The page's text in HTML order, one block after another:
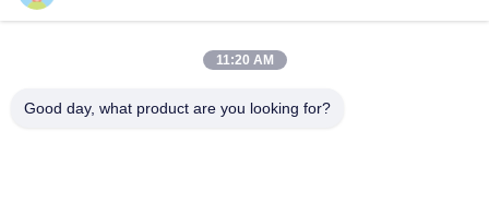
11:20 AM
Good day, what product are you looking for?